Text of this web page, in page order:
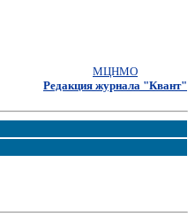
МЦНМО
Редакция журнала "Квант"